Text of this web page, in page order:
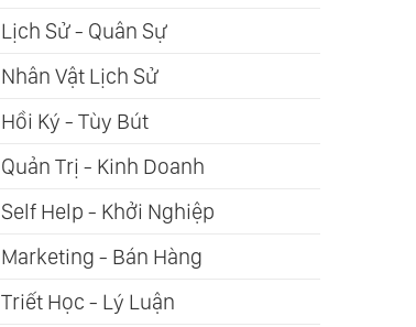
Lịch Sử - Quân Sự
Nhân Vật Lịch Sử
Hồi Ký - Tùy Bút
Quản Trị - Kinh Doanh
Self Help - Khởi Nghiệp
Marketing - Bán Hàng
Triết Học - Lý Luận